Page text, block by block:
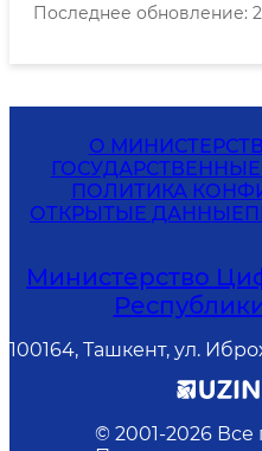
Последнее обновление:
О
ПОЛИТИКА
ОТКРЫТЫЕ ДАННЫЕ
Министерство
100164, Ташкент, ул.
© 2001-2026 Все